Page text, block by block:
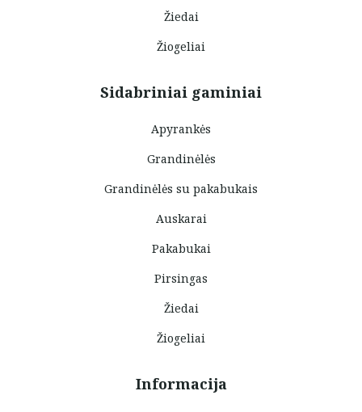
Žiedai
Žiogeliai
Sidabriniai gaminiai
Apyrankės
Grandinėlės
Grandinėlės su pakabukais
Auskarai
Pakabukai
Pirsingas
Žiedai
Žiogeliai
Informacija